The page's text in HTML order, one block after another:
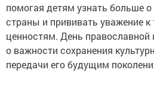
помогая детям узнать больше
страны и прививать уважение
ценностям. День православной
о важности сохранения
передачи его будущим